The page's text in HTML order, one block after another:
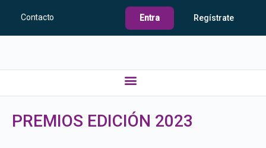
Contacto Entra Regístrate
PREMIOS EDICIÓN 2023